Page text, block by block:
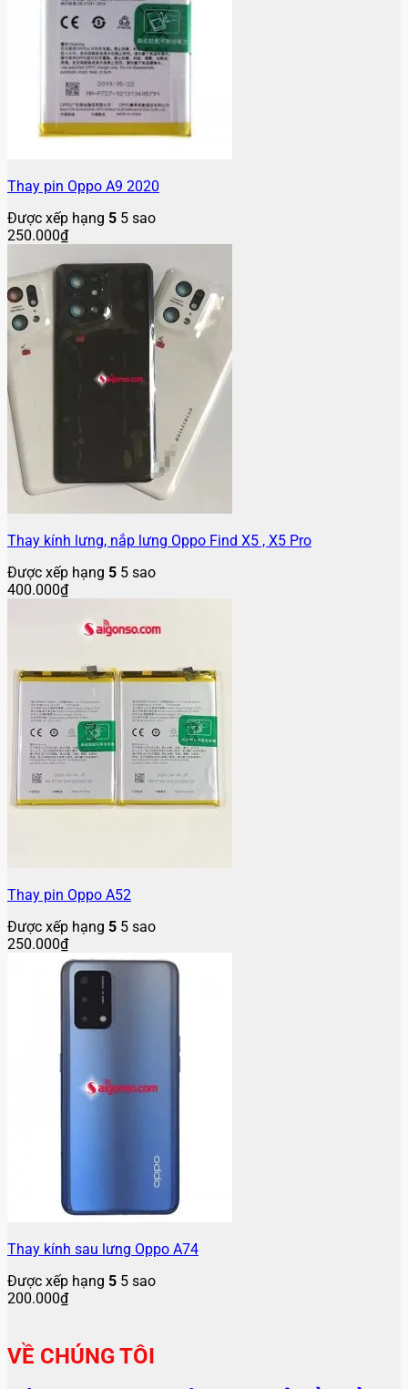
Thay pin Oppo A9 2020
Được xếp hạng 5 5 sao
250.000₫
Thay kính lưng, nắp lưng Oppo Find X5 , X5 Pro
Được xếp hạng 5 5 sao
400.000₫
Thay pin Oppo A52
Được xếp hạng 5 5 sao
250.000₫
Thay kính sau lưng Oppo A74
Được xếp hạng 5 5 sao
200.000₫
VỀ CHÚNG TÔI